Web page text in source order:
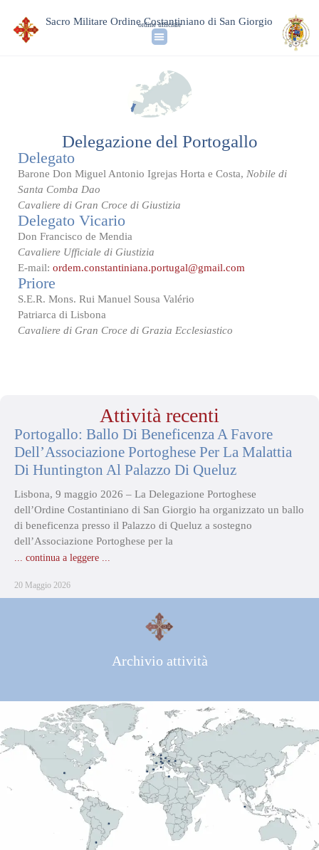
Sacro Militare Ordine Costantiniano di San Giorgio
ordine ufficiale
Delegazione del Portogallo
Delegato
Barone Don Miguel Antonio Igrejas Horta e Costa, Nobile di
Santa Comba Dao
Cavaliere di Gran Croce di Giustizia
Delegato Vicario
Don Francisco de Mendia
Cavaliere Ufficiale di Giustizia
E-mail: ordem.constantiniana.portugal@gmail.com
Priore
S.E.R. Mons. Rui Manuel Sousa Valério
Patriarca di Lisbona
Cavaliere di Gran Croce di Grazia Ecclesiastico
Attività recenti
Portogallo: Ballo Di Beneficenza A Favore
Dell’Associazione Portoghese Per La Malattia
Di Huntington Al Palazzo Di Queluz
Lisbona, 9 maggio 2026 – La Delegazione Portoghese
dell’Ordine Costantiniano di San Giorgio ha organizzato un ballo
di beneficenza presso il Palazzo di Queluz a sostegno
dell’Associazione Portoghese per la
... continua a leggere ...
20 Maggio 2026
Archivio attività